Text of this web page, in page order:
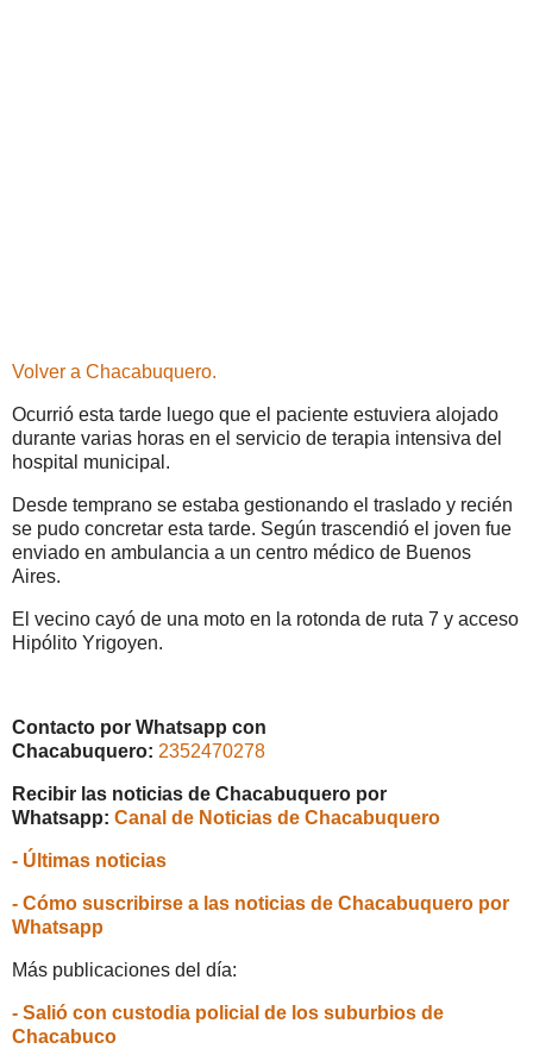
Volver a Chacabuquero.
Ocurrió esta tarde luego que el paciente estuviera alojado
durante varias horas en el servicio de terapia intensiva del
hospital municipal.
Desde temprano se estaba gestionando el traslado y recién
se pudo concretar esta tarde. Según trascendió el joven fue
enviado en ambulancia a un centro médico de Buenos
Aires.
El vecino cayó de una moto en la rotonda de ruta 7 y acceso
Hipólito Yrigoyen.
Contacto por Whatsapp con
Chacabuquero: 2352470278
Recibir las noticias de Chacabuquero por
Whatsapp: Canal de Noticias de Chacabuquero
- Últimas noticias
- Cómo suscribirse a las noticias de Chacabuquero por
Whatsapp
Más publicaciones del día:
- Salió con custodia policial de los suburbios de
Chacabuco